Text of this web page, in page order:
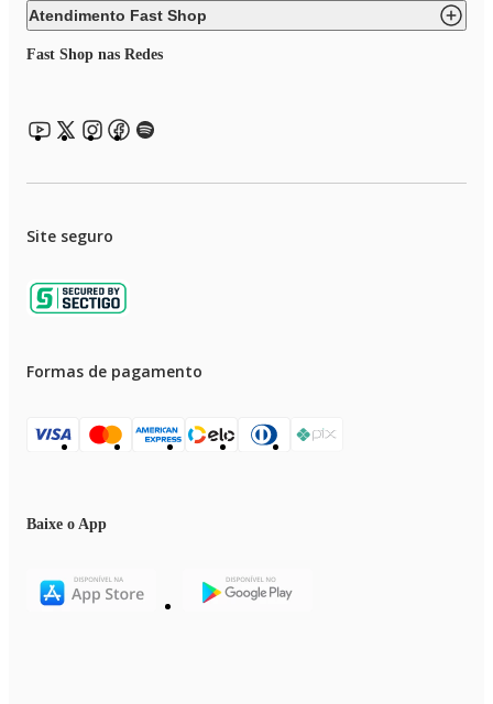
Atendimento Fast Shop
Fast Shop nas Redes
Site seguro
Formas de pagamento
Baixe o App